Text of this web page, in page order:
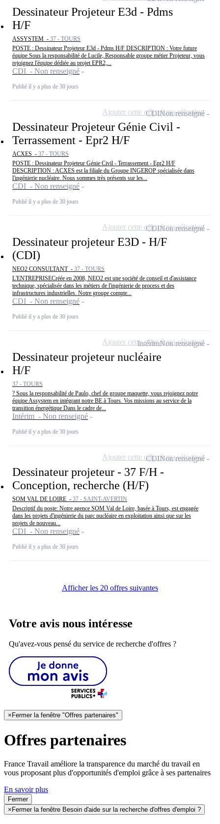
Dessinateur Projeteur E3d - Pdms
H/F
ASSYSTEM - 37 - TOURS
POSTE : Dessinateur Projeteur E3d - Pdms H/F DESCRIPTION : Votre future
équipe Sous la responsabilité de Lucile, Responsable groupe métier Projeteur, vous
rejoignez l'équipe dédiée au projet EPR2,...
CDI - Non renseigné
Publié il y a plus de 30 jours
Dessinateur Projeteur Génie Civil -
Terrassement - Epr2 H/F
ACXES - 37 - TOURS
POSTE : Dessinateur Projeteur Génie Civil - Terrassement - Epr2 H/F
DESCRIPTION : ACXES est la filiale du Groupe INGEROP spécialisée dans
l'ingénierie nucléaire. Nous sommes très présents sur les...
CDI - Non renseigné
Publié il y a plus de 30 jours
CDINon renseigné
Ajouter cette offre à ma sélection
Dessinateur projeteur E3D - H/F
(CDI)
NEO2 CONSULTANT - 37 - TOURS
L'ENTREPRISECréée en 2008, NEO2 est une société de conseil et d'assistance
technique, spécialisée dans les métiers de l'ingénierie de process et des
infrastructures industrielles. Notre groupe compte...
CDI - Non renseigné
Publié il y a plus de 30 jours
CDINon renseigné
Ajouter cette offre à ma sélection
Dessinateur projeteur nucléaire
H/F
37 - TOURS
? Sous la responsabilité de Paulo, chef de groupe maquette, vous rejoignez notre
équipe Assystem en intégrant notre BE à Tours. Vos missions au service de la
transition énergétique Dans le cadre de...
Intérim - Non renseigné
Publié il y a plus de 30 jours
IntérimNon renseigné
Ajouter cette offre à ma sélection
Dessinateur projeteur - 37 F/H -
Conception, recherche (H/F)
SOM VAL DE LOIRE - 37 - SAINT-AVERTIN
Descriptif du poste: Notre agence SOM Val de Loire, basée à Tours, est engagée
dans les projets d'ingénierie du parc nucléaire en exploitation ainsi que sur les
projets de nouveau...
CDI - Non renseigné
Publié il y a plus de 30 jours
CDINon renseigné
Ajouter cette offre à ma sélection
Afficher les 20 offres suivantes
Votre avis nous intéresse
Qu'avez-vous pensé du service de recherche d'offres ?
× Fermer la fenêtre "Offres partenaires"
Offres partenaires
France Travail améliore la transparence du marché du travail en
vous proposant plus d'opportunités d'emploi grâce à ses partenaires
En savoir plus
Fermer
× Fermer la fenêtre Besoin d'aide sur la recherche d'offres d'emploi ?